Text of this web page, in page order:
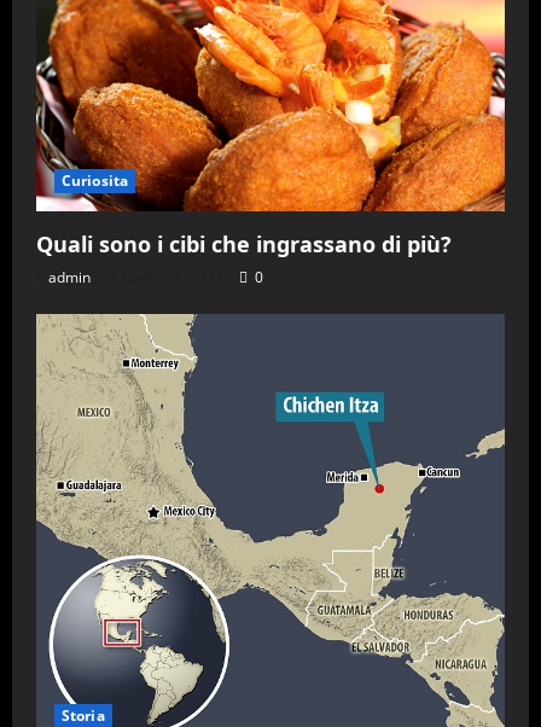
Curiosita
Quali sono i cibi che ingrassano di più?
admin 0
Storia